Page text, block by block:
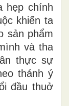
hẹp chính
khiến ta
sản phẩm
và tha
thực sự
thánh ý
đầu thuở